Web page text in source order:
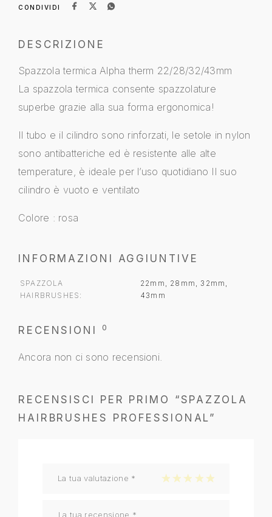
CONDIVIDI
DESCRIZIONE
Spazzola termica Alpha therm 22/28/32/43mm
La spazzola termica consente spazzolature
superbe grazie alla sua forma ergonomica!
Il tubo e il cilindro sono rinforzati, le setole in nylon
sono antibatteriche ed è resistente alle alte
temperature, è ideale per l’uso quotidiano Il suo
cilindro è vuoto e ventilato
Colore : rosa
INFORMAZIONI AGGIUNTIVE
SPAZZOLA
HAIRBRUSHES
22mm, 28mm, 32mm,
43mm
RECENSIONI 0
Ancora non ci sono recensioni.
RECENSISCI PER PRIMO “SPAZZOLA
HAIRBRUSHES PROFESSIONAL”
La tua valutazione * 1 stella su 5
2 stelle su 5
3 stelle su 5
4 stelle su 5